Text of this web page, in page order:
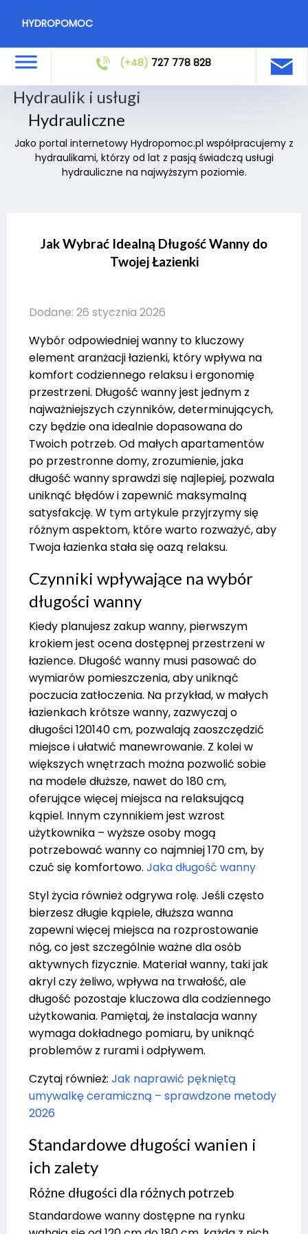
HYDROPOMOC
(+48) 727 778 828
Hydraulik i usługi
Hydrauliczne
Jako portal internetowy Hydropomoc.pl współpracujemy z
hydraulikami, którzy od lat z pasją świadczą usługi
hydrauliczne na najwyższym poziomie.
Jak Wybrać Idealną Długość Wanny do
Twojej Łazienki
Dodane: 26 stycznia 2026
Wybór odpowiedniej wanny to kluczowy
element aranżacji łazienki, który wpływa na
komfort codziennego relaksu i ergonomię
przestrzeni. Długość wanny jest jednym z
najważniejszych czynników, determinujących,
czy będzie ona idealnie dopasowana do
Twoich potrzeb. Od małych apartamentów
po przestronne domy, zrozumienie, jaka
długość wanny sprawdzi się najlepiej, pozwala
uniknąć błędów i zapewnić maksymalną
satysfakcję. W tym artykule przyjrzymy się
różnym aspektom, które warto rozważyć, aby
Twoja łazienka stała się oazą relaksu.
Czynniki wpływające na wybór
długości wanny
Kiedy planujesz zakup wanny, pierwszym
krokiem jest ocena dostępnej przestrzeni w
łazience. Długość wanny musi pasować do
wymiarów pomieszczenia, aby uniknąć
poczucia zatłoczenia. Na przykład, w małych
łazienkach krótsze wanny, zazwyczaj o
długości 120140 cm, pozwalają zaoszczędzić
miejsce i ułatwić manewrowanie. Z kolei w
większych wnętrzach można pozwolić sobie
na modele dłuższe, nawet do 180 cm,
oferujące więcej miejsca na relaksującą
kąpiel. Innym czynnikiem jest wzrost
użytkownika – wyższe osoby mogą
potrzebować wanny co najmniej 170 cm, by
czuć się komfortowo. Jaka długość wanny
Styl życia również odgrywa rolę. Jeśli często
bierzesz długie kąpiele, dłuższa wanna
zapewni więcej miejsca na rozprostowanie
nóg, co jest szczególnie ważne dla osób
aktywnych fizycznie. Materiał wanny, taki jak
akryl czy żeliwo, wpływa na trwałość, ale
długość pozostaje kluczowa dla codziennego
użytkowania. Pamiętaj, że instalacja wanny
wymaga dokładnego pomiaru, by uniknąć
problemów z rurami i odpływem.
Czytaj również: Jak naprawić pękniętą
umywalkę ceramiczną – sprawdzone metody
2026
Standardowe długości wanien i
ich zalety
Różne długości dla różnych potrzeb
Standardowe wanny dostępne na rynku